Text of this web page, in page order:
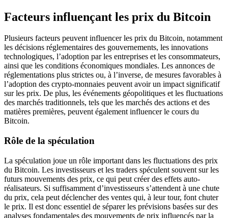
Facteurs influençant les prix du Bitcoin
Plusieurs facteurs peuvent influencer les prix du Bitcoin, notamment
les décisions réglementaires des gouvernements, les innovations
technologiques, l’adoption par les entreprises et les consommateurs,
ainsi que les conditions économiques mondiales. Les annonces de
réglementations plus strictes ou, à l’inverse, de mesures favorables à
l’adoption des crypto-monnaies peuvent avoir un impact significatif
sur les prix. De plus, les événements géopolitiques et les fluctuations
des marchés traditionnels, tels que les marchés des actions et des
matières premières, peuvent également influencer le cours du
Bitcoin.
Rôle de la spéculation
La spéculation joue un rôle important dans les fluctuations des prix
du Bitcoin. Les investisseurs et les traders spéculent souvent sur les
futurs mouvements des prix, ce qui peut créer des effets auto-
réalisateurs. Si suffisamment d’investisseurs s’attendent à une chute
du prix, cela peut déclencher des ventes qui, à leur tour, font chuter
le prix. Il est donc essentiel de séparer les prévisions basées sur des
analyses fondamentales des mouvements de prix influencés par la